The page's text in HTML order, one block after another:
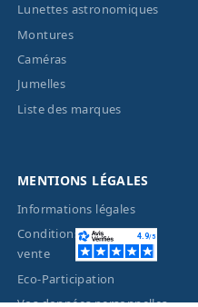
Lunettes astronomiques
Montures
Caméras
Jumelles
Liste des marques
MENTIONS LÉGALES
Informations légales
Conditions générales de
vente
Eco-Participation
Vos données personnelles